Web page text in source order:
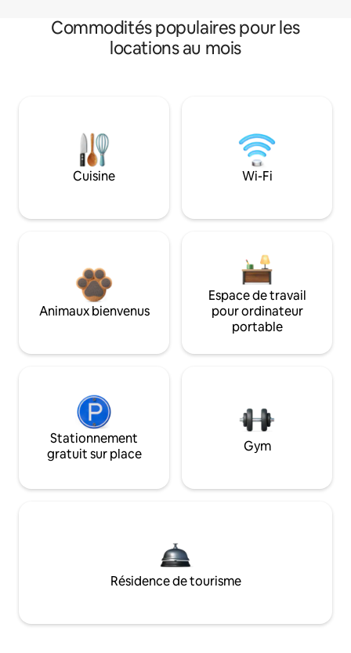
Commodités populaires pour les
locations au mois
Cuisine Wi-Fi
Animaux bienvenus
Espace de travail
pour ordinateur
portable
Stationnement
gratuit sur place
Gym
Résidence de tourisme